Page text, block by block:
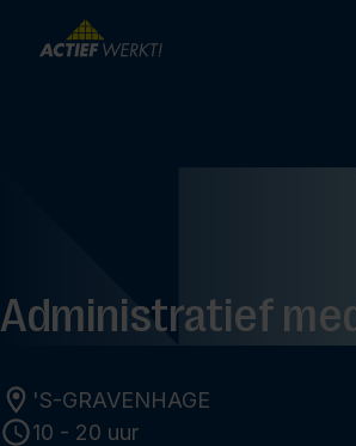
Administratief
'S-GRAVENHAGE
10 - 20 uur